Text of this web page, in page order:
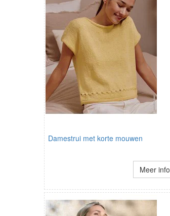
Damestrui met korte mouwen
Meer info